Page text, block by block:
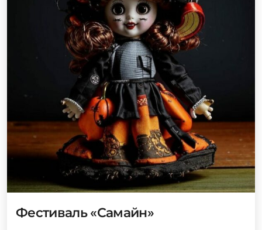
Фестиваль «Самайн»